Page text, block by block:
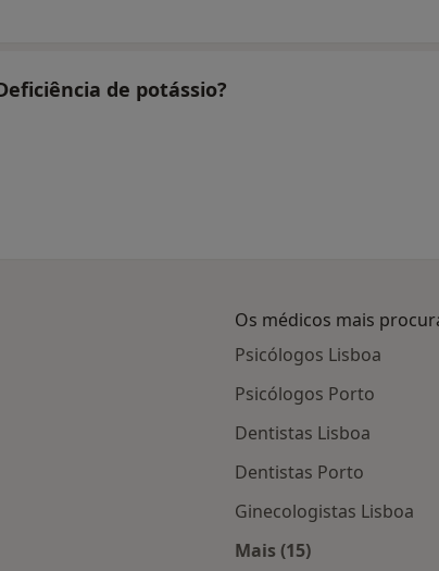
de potássio?
Os médicos mais
Psicólogos Lisboa
Psicólogos Porto
Dentistas Lisboa
Dentistas Porto
Ginecologistas Lisboa
Mais (15)